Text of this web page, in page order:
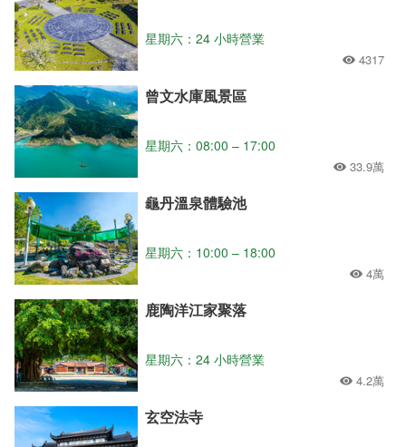
星期六：24 小時營業
4317
曾文水庫風景區
星期六：08:00 – 17:00
33.9萬
龜丹溫泉體驗池
星期六：10:00 – 18:00
4萬
鹿陶洋江家聚落
星期六：24 小時營業
4.2萬
玄空法寺